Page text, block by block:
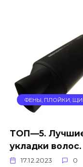
ФЕНЫ, ПЛОЙКИ,
ТОП—5.
укладки
17.12.2023 0